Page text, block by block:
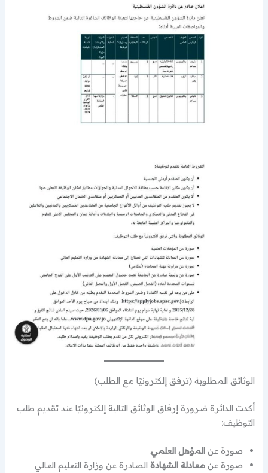
الوثائق المطلوبة (ترفق إلكترونيًا مع الطلب)
أكدت الدائرة ضرورة إرفاق الوثائق التالية إلكترونيًا عند تقديم طلب
التوظيف:
صورة عنالمؤهل العلمي.
صورة عنمعادلة الشهادة الصادرة عن وزارة التعليم العالي